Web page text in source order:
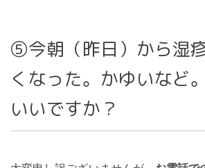
⑤今朝（昨日）から湿
くなった。かゆいなど
いいですか？